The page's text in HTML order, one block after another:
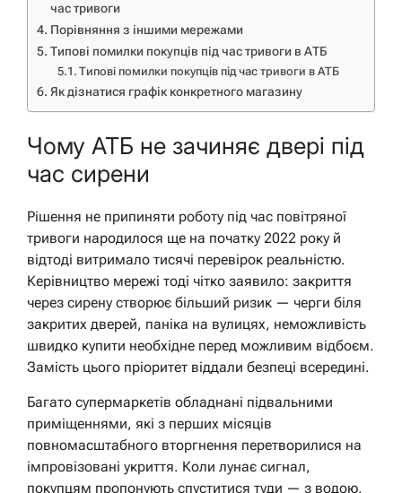
час тривоги
Порівняння з іншими мережами
Типові помилки покупців під час тривоги в АТБ
Типові помилки покупців під час тривоги в АТБ
Як дізнатися графік конкретного магазину
Чому АТБ не зачиняє двері під
час сирени
Рішення не припиняти роботу під час повітряної
тривоги народилося ще на початку 2022 року й
відтоді витримало тисячі перевірок реальністю.
Керівництво мережі тоді чітко заявило: закриття
через сирену створює більший ризик — черги біля
закритих дверей, паніка на вулицях, неможливість
швидко купити необхідне перед можливим відбоєм.
Замість цього пріоритет віддали безпеці всередині.
Багато супермаркетів обладнані підвальними
приміщеннями, які з перших місяців
повномасштабного вторгнення перетворилися на
імпровізовані укриття. Коли лунає сигнал,
покупцям пропонують спуститися туди — з водою,